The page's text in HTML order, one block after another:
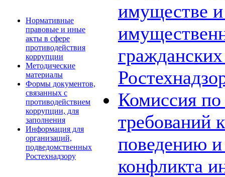
Нормативные
правовые и иные
акты в сфере
противодействия
коррупции
Методические
материалы
Формы документов,
связанных с
противодействием
коррупции, для
заполнения
Информация для
организаций,
подведомственных
Ростехнадзору
имуществе и
Комиссия
требований
поведению
конфликта